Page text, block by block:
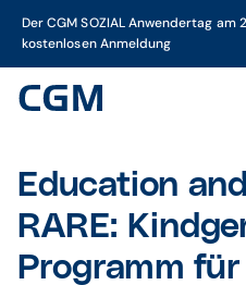
Der CGM SOZIAL Anwendertag
kostenlosen Anmeldung
Education
RARE:
Programm